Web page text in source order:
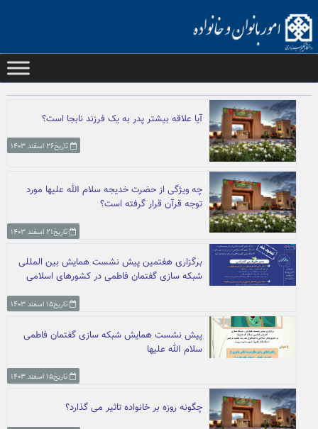
to
content
آیا علاقه بیشتر پدر به یک فرزند نابجا است؟
تاریخ۲۶ اسفند ۱۴۰۳
چه ویژگی از حضرت خدیجه سلام الله علیها مورد
توجه قرآن قرار گرفته است؟
تاریخ۲۱ اسفند ۱۴۰۳
برگزاری هفتمین پیش نشست همایش بین المللی
شبکه سازی گفتمان فاطمی در کشورهای اسلامی
تاریخ۱۵ اسفند ۱۴۰۳
پیش نشست همایش شبکه سازی گفتمان فاطمی
سلام الله علیها
تاریخ۱۵ اسفند ۱۴۰۳
چگونه روزه بر خانواده تاثیر می گذارد؟